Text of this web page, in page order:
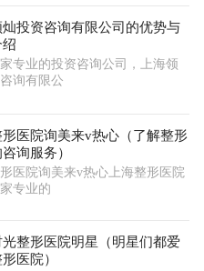
灿投资咨询有限公司的优势与
绍
专业的投资咨询公司，上海领
询有限公
形医院询美来v热心（了解整形
询服务）
形医院询美来v热心上海整形医院
专业的
整形医院明星（明星们都爱
医院）